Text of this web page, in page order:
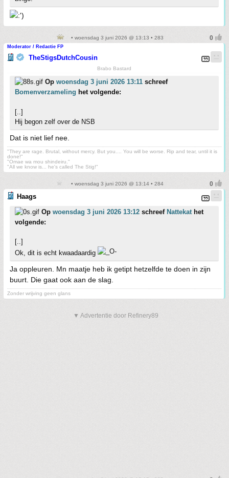
• woensdag 3 juni 2026 @ 13:13 • 283
Moderator / Redactie FP
TheStigsDutchCousin
Brabo Bastard
Op woensdag 3 juni 2026 13:11 schreef
Bomenverzameling het volgende:
[..]
Hij begon zelf over de NSB
Dat is niet lief nee.
"They are rage. Brutal, without mercy. But you.... You will be worse. Rip and tear, until it is
done!"
"Omae wa mou shindeiru."
"All we know is... he's called The Stig!"
• woensdag 3 juni 2026 @ 13:14 • 284
Haags
Op woensdag 3 juni 2026 13:12 schreef Nattekathet
volgende:
[..]
Ok, dit is echt kwaadaardig
Ja oppleuren. Mn maatje heb ik getipt hetzelfde te doen in zijn
buurt. Die gaat ook aan de slag.
Zonder wrijving geen glans
▼ Advertentie door Refinery89